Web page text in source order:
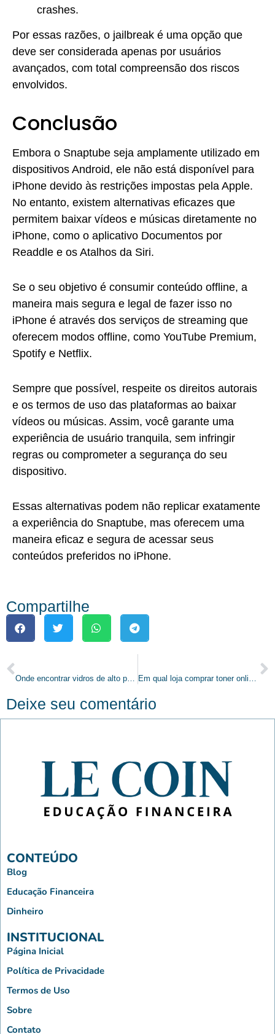
crashes.
Por essas razões, o jailbreak é uma opção que
deve ser considerada apenas por usuários
avançados, com total compreensão dos riscos
envolvidos.
Conclusão
Embora o Snaptube seja amplamente utilizado em
dispositivos Android, ele não está disponível para
iPhone devido às restrições impostas pela Apple.
No entanto, existem alternativas eficazes que
permitem baixar vídeos e músicas diretamente no
iPhone, como o aplicativo Documentos por
Readdle e os Atalhos da Siri.
Se o seu objetivo é consumir conteúdo offline, a
maneira mais segura e legal de fazer isso no
iPhone é através dos serviços de streaming que
oferecem modos offline, como YouTube Premium,
Spotify e Netflix.
Sempre que possível, respeite os direitos autorais
e os termos de uso das plataformas ao baixar
vídeos ou músicas. Assim, você garante uma
experiência de usuário tranquila, sem infringir
regras ou comprometer a segurança do seu
dispositivo.
Essas alternativas podem não replicar exatamente
a experiência do Snaptube, mas oferecem uma
maneira eficaz e segura de acessar seus
conteúdos preferidos no iPhone.
Compartilhe
Onde encontrar vidros de alto padrão nas construções de Vitória da Conquista? Em qual loja comprar toner online?
Deixe seu comentário
CONTEÚDO
Blog
Educação Financeira
Dinheiro
INSTITUCIONAL
Página Inicial
Política de Privacidade
Termos de Uso
Sobre
Contato